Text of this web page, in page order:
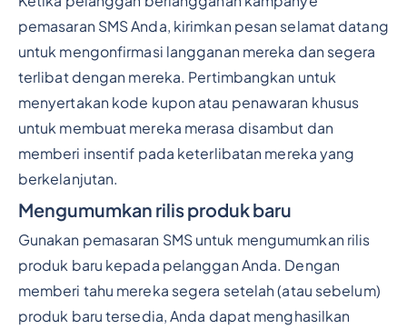
pemasaran SMS Anda, kirimkan pesan selamat datang
untuk mengonfirmasi langganan mereka dan segera
terlibat dengan mereka. Pertimbangkan untuk
menyertakan kode kupon atau penawaran khusus
untuk membuat mereka merasa disambut dan
memberi insentif pada keterlibatan mereka yang
berkelanjutan.
Mengumumkan rilis produk baru
Gunakan pemasaran SMS untuk mengumumkan rilis
produk baru kepada pelanggan Anda. Dengan
memberi tahu mereka segera setelah (atau sebelum)
produk baru tersedia, Anda dapat menghasilkan